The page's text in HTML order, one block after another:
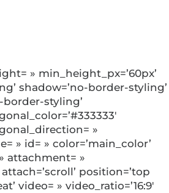
» min_height_px=’60px’
shadow=’no-border-styling’
styling’
»
» id= » color=’main_color’
attachment= »
position=’top
video= » video_ratio=’16:9′